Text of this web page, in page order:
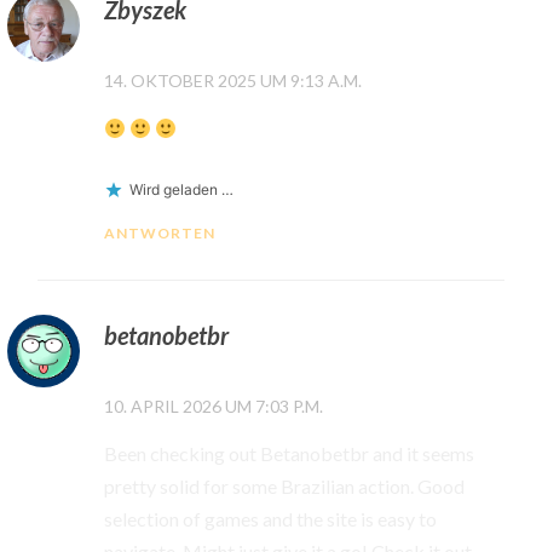
Zbyszek
14. OKTOBER 2025 UM 9:13 A.M.
Wird geladen …
ANTWORTEN
betanobetbr
10. APRIL 2026 UM 7:03 P.M.